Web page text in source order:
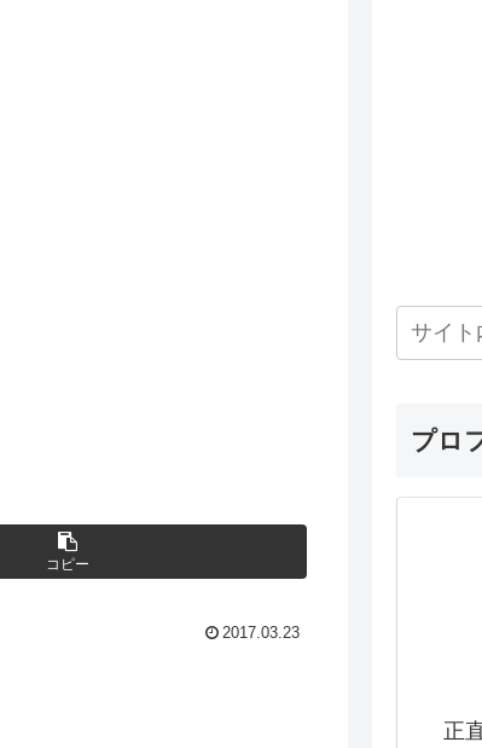
コピー
2017.03.23
プロ
正